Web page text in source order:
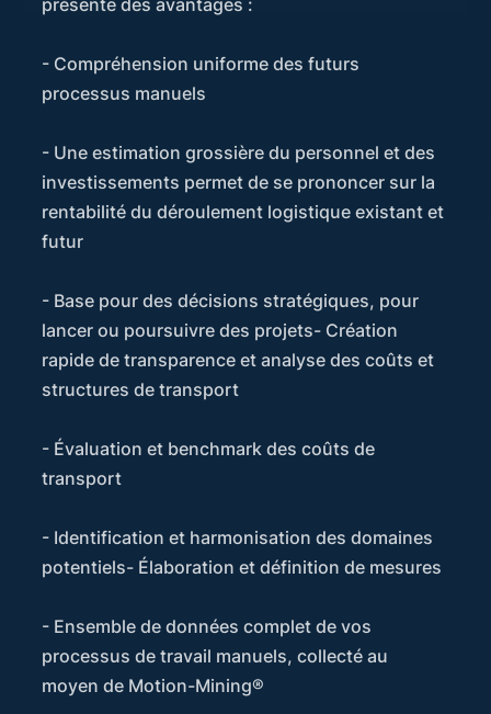
présente des avantages :
- Compréhension uniforme des futurs
processus manuels
- Une estimation grossière du personnel et des
investissements permet de se prononcer sur la
rentabilité du déroulement logistique existant et
futur
- Base pour des décisions stratégiques, pour
lancer ou poursuivre des projets- Création
rapide de transparence et analyse des coûts et
structures de transport
- Évaluation et benchmark des coûts de
transport
- Identification et harmonisation des domaines
potentiels- Élaboration et définition de mesures
- Ensemble de données complet de vos
processus de travail manuels, collecté au
moyen de Motion-Mining®